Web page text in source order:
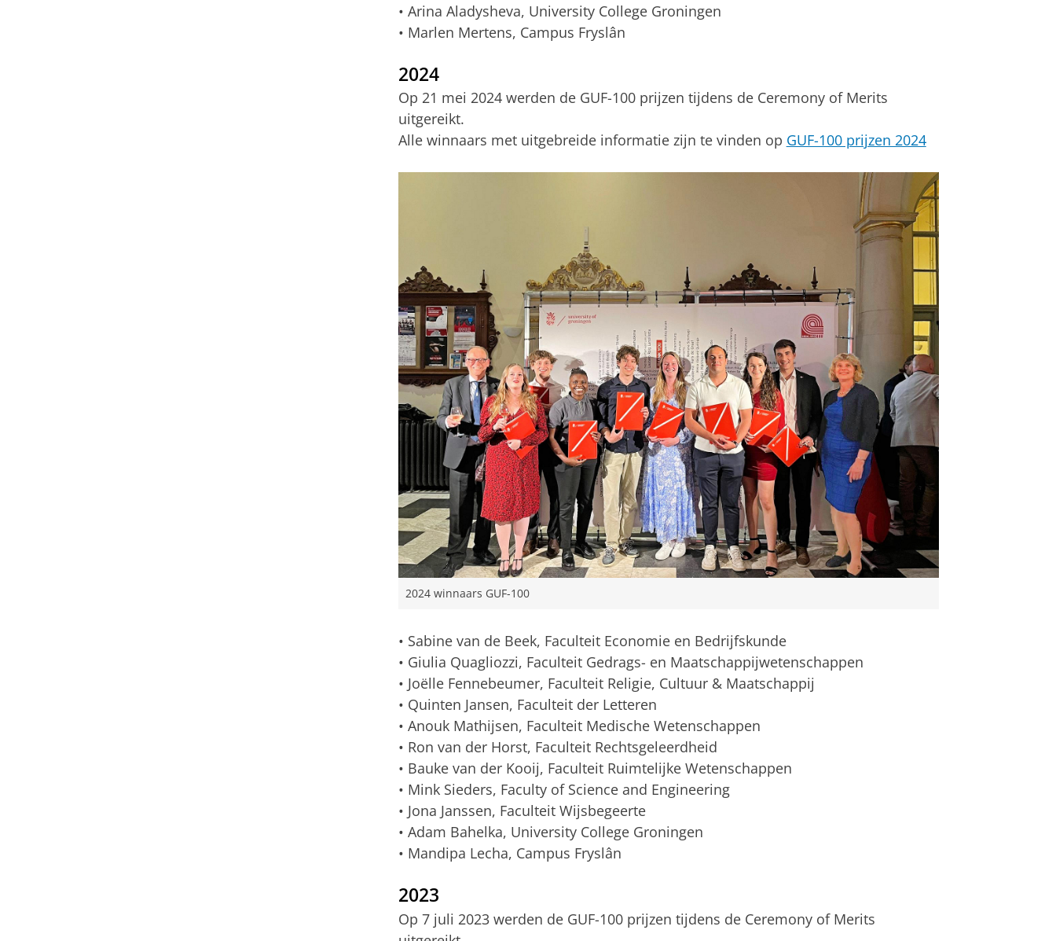
• Arina Aladysheva, University College Groningen
• Marlen Mertens, Campus Fryslân
2024
Op 21 mei 2024 werden de GUF-100 prijzen tijdens de Ceremony of Merits
uitgereikt.
Alle winnaars met uitgebreide informatie zijn te vinden op GUF-100 prijzen 2024
2024 winnaars GUF-100
• Sabine van de Beek, Faculteit Economie en Bedrijfskunde
• Giulia Quagliozzi, Faculteit Gedrags- en Maatschappijwetenschappen
• Joëlle Fennebeumer, Faculteit Religie, Cultuur & Maatschappij
• Quinten Jansen, Faculteit der Letteren
• Anouk Mathijsen, Faculteit Medische Wetenschappen
• Ron van der Horst, Faculteit Rechtsgeleerdheid
• Bauke van der Kooij, Faculteit Ruimtelijke Wetenschappen
• Mink Sieders, Faculty of Science and Engineering
• Jona Janssen, Faculteit Wijsbegeerte
• Adam Bahelka, University College Groningen
• Mandipa Lecha, Campus Fryslân
2023
Op 7 juli 2023 werden de GUF-100 prijzen tijdens de Ceremony of Merits